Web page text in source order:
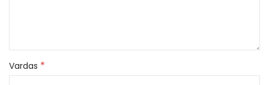
Vardas *